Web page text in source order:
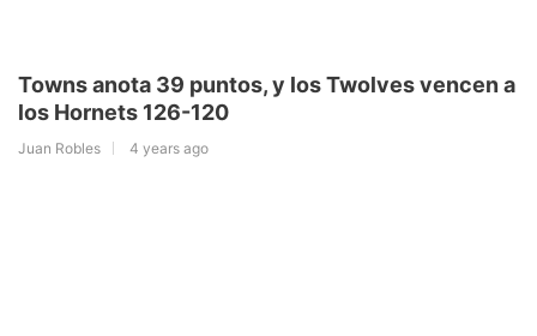
Towns anota 39 puntos, y los Twolves vencen a
los Hornets 126-120
Juan Robles 4 years ago